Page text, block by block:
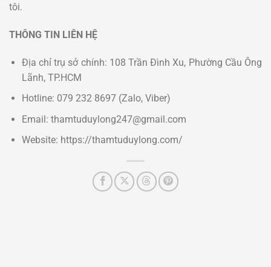
tôi.
THÔNG TIN LIÊN HỆ
Địa chỉ trụ sở chính: 108 Trần Đình Xu, Phường Cầu Ông
Lãnh, TP.HCM
Hotline: 079 232 8697 (Zalo, Viber)
Email: thamtuduylong247@gmail.com
Website: https://thamtuduylong.com/